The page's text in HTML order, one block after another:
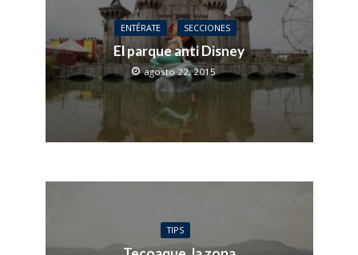
ENTÉRATE SECCIONES
El parque anti Disney
agosto 22, 2015
TIPS